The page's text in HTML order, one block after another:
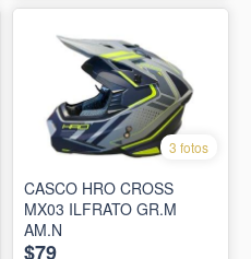
3 fotos
CASCO HRO CROSS
MX03 ILFRATO GR.M
AM.N
$79